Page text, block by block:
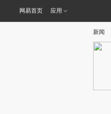
网易首页 应用
新闻